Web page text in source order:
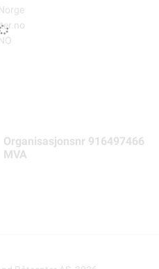
Organisasjonsnr 916497466
MVA